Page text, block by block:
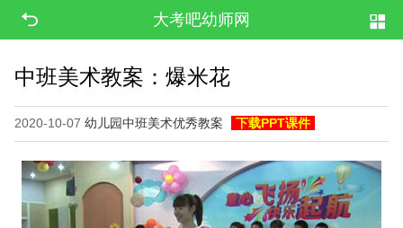
大考吧幼师网
中班美术教案：爆米花
2020-10-07 幼儿园中班美术优秀教案 下载PPT课件